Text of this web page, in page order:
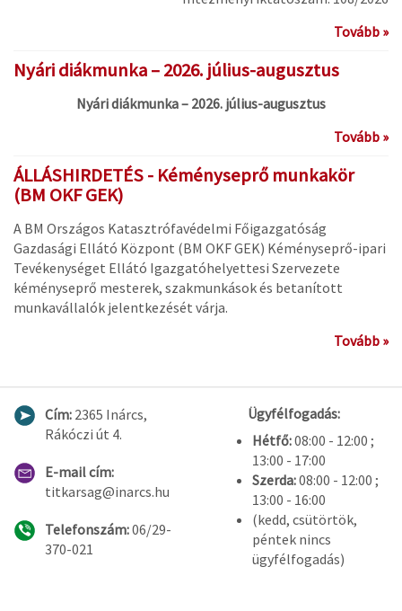
Tovább »
Nyári diákmunka – 2026. július-augusztus
Nyári diákmunka – 2026. július-augusztus
Tovább »
ÁLLÁSHIRDETÉS - Kéményseprő munkakör
(BM OKF GEK)
A BM Országos Katasztrófavédelmi Főigazgatóság
Gazdasági Ellátó Központ (BM OKF GEK) Kéményseprő-ipari
Tevékenységet Ellátó Igazgatóhelyettesi Szervezete
kéményseprő mesterek, szakmunkások és betanított
munkavállalók jelentkezését várja.
Tovább »
Cím: 2365 Inárcs,
Rákóczi út 4.
E-mail cím:
titkarsag@inarcs.hu
Telefonszám:06/29-
370-021
Ügyfélfogadás:
Hétfő:08:00 - 12:00 ;
13:00 - 17:00
Szerda:08:00 - 12:00 ;
13:00 - 16:00
(kedd, csütörtök,
péntek nincs
ügyfélfogadás)